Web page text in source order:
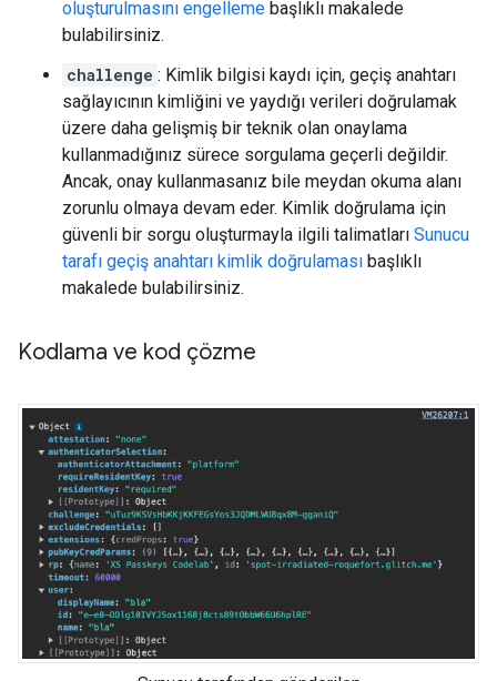
oluşturulmasını engelleme başlıklı makalede
bulabilirsiniz.
challenge : Kimlik bilgisi kaydı için, geçiş anahtarı
sağlayıcının kimliğini ve yaydığı verileri doğrulamak
üzere daha gelişmiş bir teknik olan onaylama
kullanmadığınız sürece sorgulama geçerli değildir.
Ancak, onay kullanmasanız bile meydan okuma alanı
zorunlu olmaya devam eder. Kimlik doğrulama için
güvenli bir sorgu oluşturmayla ilgili talimatları Sunucu
tarafı geçiş anahtarı kimlik doğrulaması başlıklı
makalede bulabilirsiniz.
Kodlama ve kod çözme